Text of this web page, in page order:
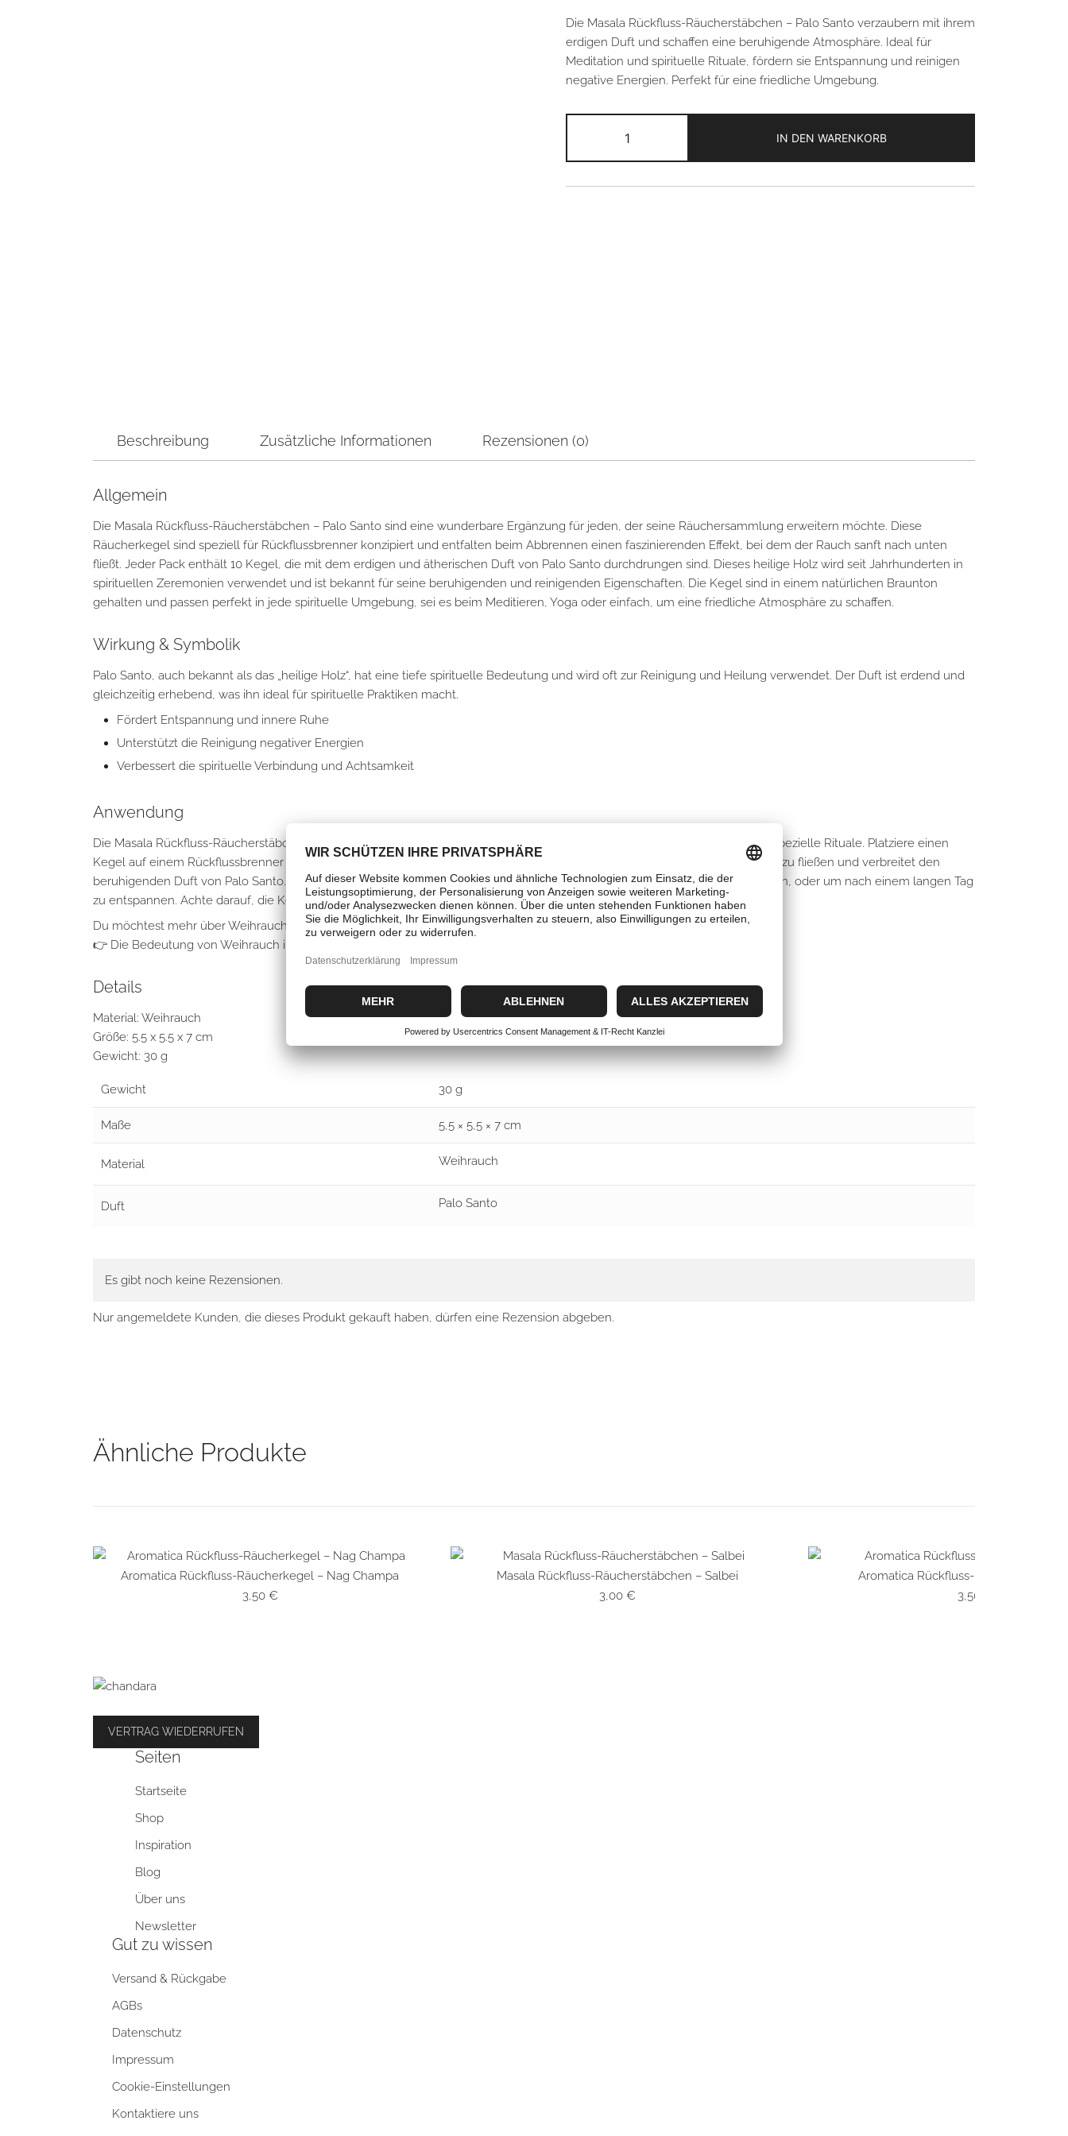
Die Masala Rückfluss-Räucherstäbchen – Palo Santo verzaubern mit ihrem
erdigen Duft und schaffen eine beruhigende Atmosphäre. Ideal für
Meditation und spirituelle Rituale, fördern sie Entspannung und reinigen
negative Energien. Perfekt für eine friedliche Umgebung.
Rückfluss-
Räucherstäbchen
IN DEN WARENKORB
Beschreibung Zusätzliche Informationen Rezensionen (0)
Allgemein
Die Masala Rückfluss-Räucherstäbchen – Palo Santo sind eine wunderbare Ergänzung für jeden, der seine Räuchersammlung erweitern möchte. Diese
Räucherkegel sind speziell für Rückflussbrenner konzipiert und entfalten beim Abbrennen einen faszinierenden Effekt, bei dem der Rauch sanft nach unten
fließt. Jeder Pack enthält 10 Kegel, die mit dem erdigen und ätherischen Duft von Palo Santo durchdrungen sind. Dieses heilige Holz wird seit Jahrhunderten in
spirituellen Zeremonien verwendet und ist bekannt für seine beruhigenden und reinigenden Eigenschaften. Die Kegel sind in einem natürlichen Braunton
gehalten und passen perfekt in jede spirituelle Umgebung, sei es beim Meditieren, Yoga oder einfach, um eine friedliche Atmosphäre zu schaffen.
Wirkung & Symbolik
Palo Santo, auch bekannt als das „heilige Holz“, hat eine tiefe spirituelle Bedeutung und wird oft zur Reinigung und Heilung verwendet. Der Duft ist erdend und
gleichzeitig erhebend, was ihn ideal für spirituelle Praktiken macht.
Fördert Entspannung und innere Ruhe
Unterstützt die Reinigung negativer Energien
Verbessert die spirituelle Verbindung und Achtsamkeit
Anwendung
Die Masala Rückfluss-Räucherstäbchen – Palo Santo sind einfach zu verwenden und ideal für den täglichen Gebrauch oder spezielle Rituale. Platziere einen
Kegel auf einem Rückflussbrenner und zünde die Spitze an. Sobald die Flamme erlischt, beginnt der Rauch sanft nach unten zu fließen und verbreitet den
beruhigenden Duft von Palo Santo. Diese Räucherkegel sind perfekt für Meditationen, um eine ruhige Atmosphäre zu schaffen, oder um nach einem langen Tag
zu entspannen. Achte darauf, die Kegel auf einer feuerfesten Unterlage zu verwenden und den Raum gut zu lüften.
Du möchtest mehr über Weihrauch erfahren? Dann schau dir unseren Blogbeitrag an:
👉 Die Bedeutung von Weihrauch in spirituellen Ritualen und Praktiken
Details
Material: Weihrauch
Größe: 5.5 x 5.5 x 7 cm
Gewicht: 30 g
Gewicht 30 g
Maße 5,5 × 5,5 × 7 cm
Material Weihrauch
Duft Palo Santo
Es gibt noch keine Rezensionen.
Nur angemeldete Kunden, die dieses Produkt gekauft haben, dürfen eine Rezension abgeben.
Ähnliche Produkte
SCHNELLANSICHT
Aromatica Rückfluss-Räucherkegel – Nag Champa
3,50 €
SCHNELLANSICHT
Masala Rückfluss-Räucherstäbchen – Salbei
3,00 €
SCHNELLANSICHT
Aromatica Rückfluss-Räucherkegel –
3,50
VERTRAG WIEDERRUFEN
Seiten
Startseite
Shop
Inspiration
Blog
Über uns
Newsletter
Gut zu wissen
Versand & Rückgabe
AGBs
Datenschutz
Impressum
Cookie-Einstellungen
Kontaktiere uns